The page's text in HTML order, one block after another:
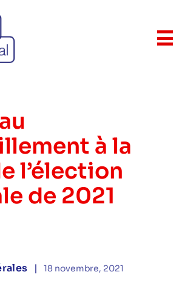
à la
l’élection
de 2021
| 18 novembre, 2021